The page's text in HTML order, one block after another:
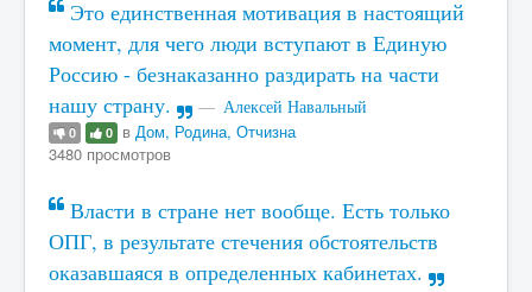
Это единственная мотивация в настоящий
момент, для чего люди вступают в Единую
Россию - безнаказанно раздирать на части
нашу страну.
Алексей Навальный
0 0 в Дом, Родина, Отчизна
3480 просмотров
Власти в стране нет вообще. Есть только
ОПГ, в результате стечения обстоятельств
оказавшаяся в определенных кабинетах.